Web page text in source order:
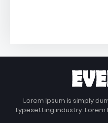
Lorem Ipsum is simply
typesetting industry. Lorem